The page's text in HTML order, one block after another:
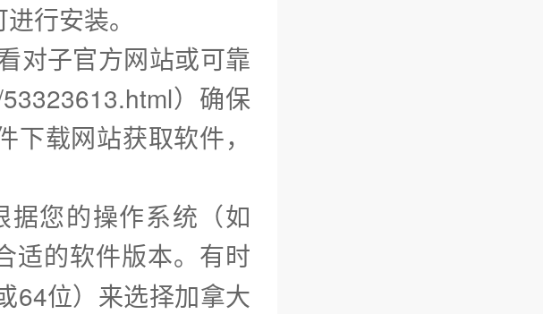
行安装。
对子官方网站或可靠
）确保
载网站获取软件，
您的操作系统（如
适的软件版本。有时
64位）来选择加拿大